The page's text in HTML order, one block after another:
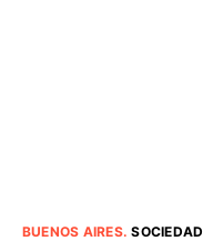
BUENOS AIRES.SOCIEDAD